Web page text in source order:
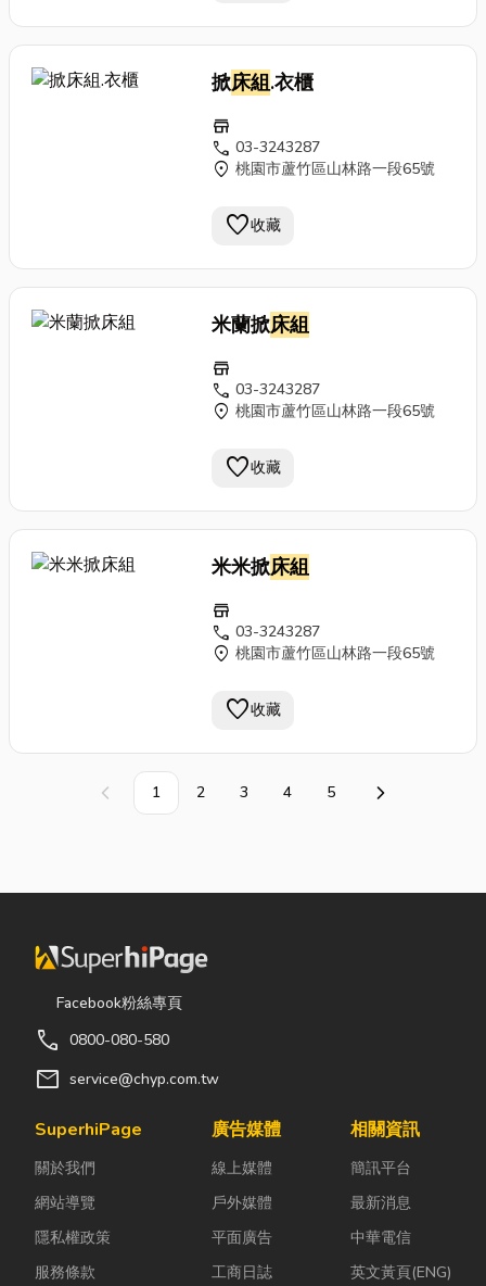
掀床組.衣櫃
store
call 03-3243287
location_on 桃園市蘆竹區山林路一段65號
favorite收藏
米蘭掀床組
store
call 03-3243287
location_on 桃園市蘆竹區山林路一段65號
favorite收藏
米米掀床組
store
call 03-3243287
location_on 桃園市蘆竹區山林路一段65號
favorite收藏
上一頁 1 2 3 4 5 下一頁
Facebook粉絲專頁
call 0800-080-580
mail service@chyp.com.tw
SuperhiPage
關於我們
網站導覽
隱私權政策
服務條款
廣告媒體
線上媒體
戶外媒體
平面廣告
工商日誌
相關資訊
簡訊平台
最新消息
中華電信
英文黃頁(ENG)